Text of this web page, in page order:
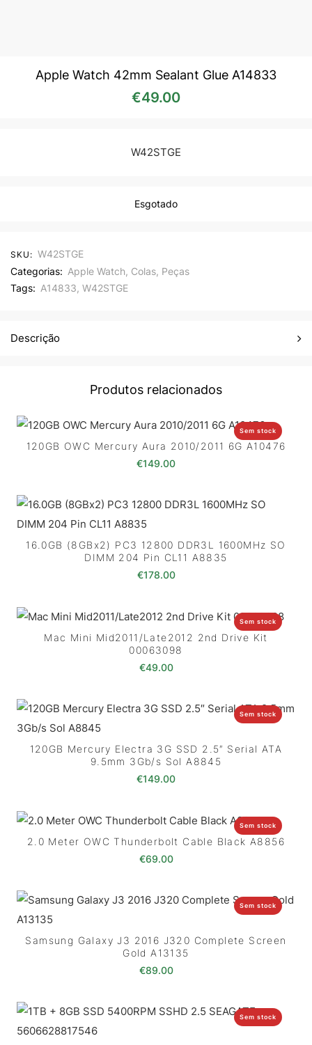
Apple Watch 42mm Sealant Glue A14833
€49.00
W42STGE
Esgotado
SKU: W42STGE
Categorias: Apple Watch, Colas, Peças
Tags: A14833, W42STGE
Descrição
Produtos relacionados
Sem stock
120GB OWC Mercury Aura 2010/2011 6G A10476
€149.00
16.0GB (8GBx2) PC3 12800 DDR3L 1600MHz SO
DIMM 204 Pin CL11 A8835
€178.00
Sem stock
Mac Mini Mid2011/Late2012 2nd Drive Kit
00063098
€49.00
Sem stock
120GB Mercury Electra 3G SSD 2.5″ Serial ATA
9.5mm 3Gb/s Sol A8845
€149.00
Sem stock
2.0 Meter OWC Thunderbolt Cable Black A8856
€69.00
Sem stock
Samsung Galaxy J3 2016 J320 Complete Screen
Gold A13135
€89.00
Sem stock